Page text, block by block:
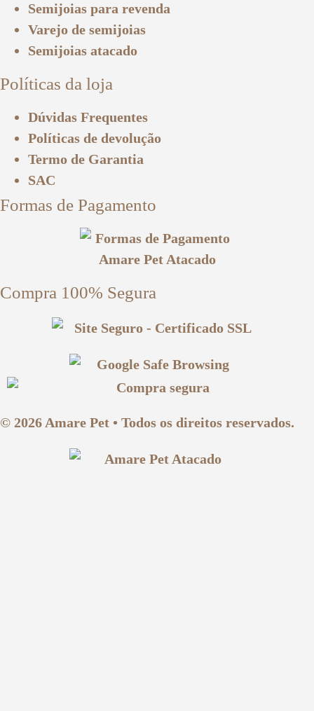
Semijoias para revenda
Varejo de semijoias
Semijoias atacado
Políticas da loja
Dúvidas Frequentes
Políticas de devolução
Termo de Garantia
SAC
Formas de Pagamento
Compra 100% Segura
© 2026 Amare Pet • Todos os direitos reservados.